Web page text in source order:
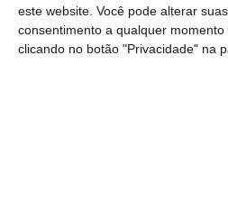
este website. Você pode alterar
consentimento a qualquer
clicando no botão "Privacidade" na
O novo mecanismo a ser